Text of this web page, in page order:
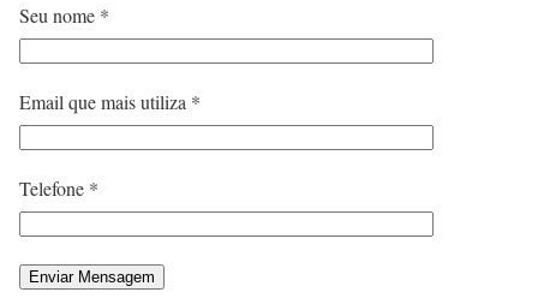
Seu nome *
Email que mais utiliza *
Telefone *